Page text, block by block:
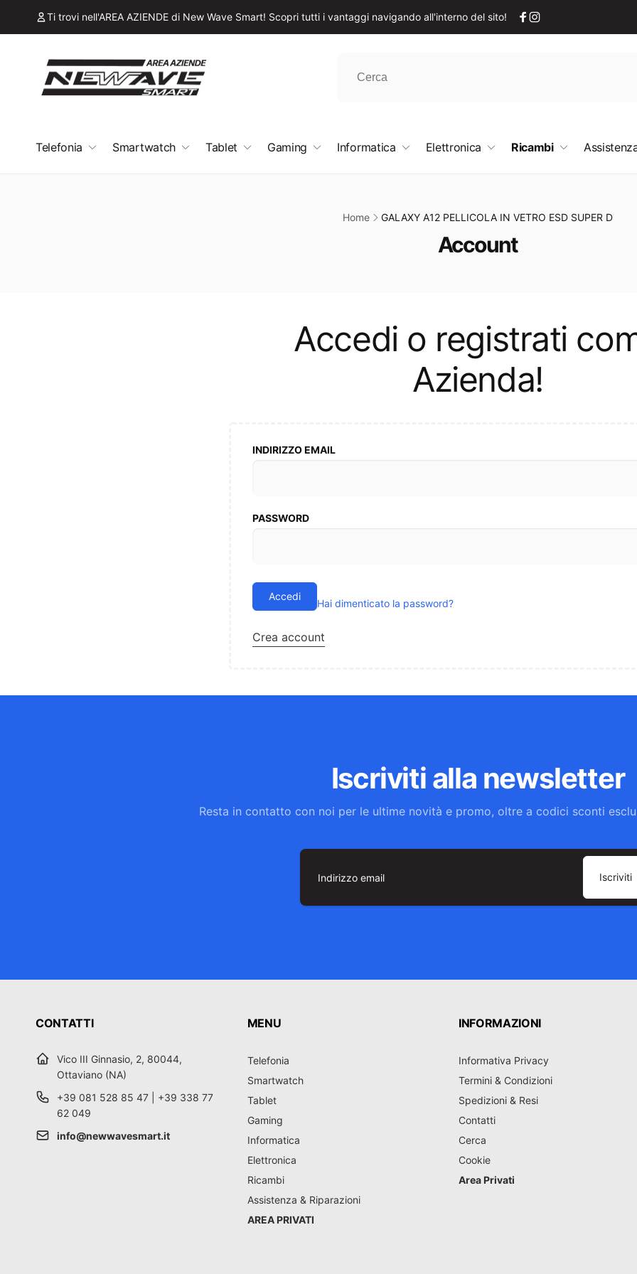
Ti trovi nell'AREA AZIENDE di New Wave Smart! Scopri tutti i vantaggi navigando all'interno del sito!
Facebook
Instagram
Telefonia Smartwatch Tablet Gaming Informatica Elettronica Ricambi
Home GALAXY A12 PELLICOLA IN VETRO ESD SUPER D
C
e
z
i
Account
Accedi o registrati
Azienda!
INDIRIZZO EMAIL
PASSWORD
Accedi
Hai dimenticato la password?
Crea account
Iscriviti alla newsletter
Resta in contatto con noi per le ultime novità e promo, oltre a codici sconti
Indirizzo
Iscriviti
CONTATTI
Vico III Ginnasio, 2, 80044,
Ottaviano (NA)
+39 081 528 85 47 | +39 338 77
62 049
info@newwavesmart.it
MENU
Telefonia
Smartwatch
Tablet
Gaming
Informatica
Elettronica
Ricambi
Assistenza & Riparazioni
AREA PRIVATI
INFORMAZIONI
Informativa Privacy
Termini & Condizioni
Spedizioni & Resi
Contatti
Cerca
Cookie
Area Privati